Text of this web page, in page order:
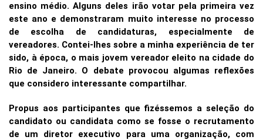
ensino médio. Alguns deles irão votar pela primeira vez
este ano e demonstraram muito interesse no processo
de escolha de candidaturas, especialmente de
vereadores. Contei-lhes sobre a minha experiência de ter
sido, à época, o mais jovem vereador eleito na cidade do
Rio de Janeiro. O debate provocou algumas reflexões
que considero interessante compartilhar.
Propus aos participantes que fizéssemos a seleção do
candidato ou candidata como se fosse o recrutamento
de um diretor executivo para uma organização, com